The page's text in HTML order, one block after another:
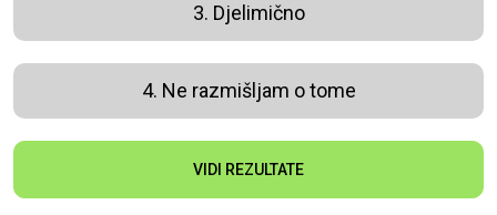
3. Djelimično
4. Ne razmišljam o tome
VIDI REZULTATE